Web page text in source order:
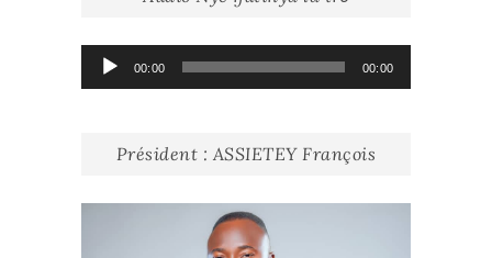
Lecteur
audio
00:00 00:00
Président : ASSIETEY François